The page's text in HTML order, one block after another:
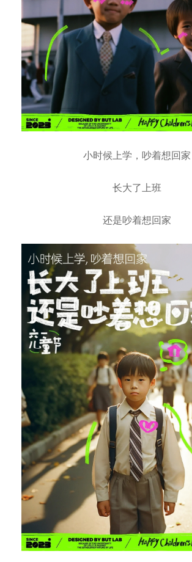
小时候上学，吵着想回家
长大了上班
还是吵着想回家